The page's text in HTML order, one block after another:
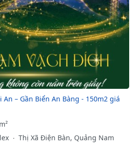
– Gần Biển An Bàng - 150m2 giá
Thị Xã Điện Bàn, Quảng Nam